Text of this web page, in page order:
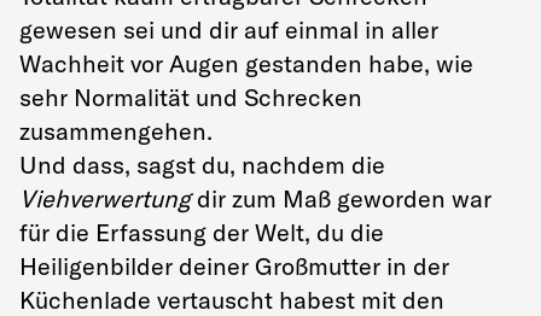
gewesen sei und dir auf einmal in aller
Wachheit vor Augen gestanden habe, wie
sehr Normalität und Schrecken
zusammengehen.
Und dass, sagst du, nachdem die
Viehverwertungdir zum Maß geworden war
für die Erfassung der Welt, du die
Heiligenbilder deiner Großmutter in der
Küchenlade vertauscht habest mit den